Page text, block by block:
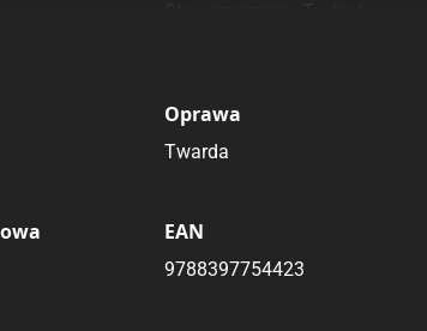
Oprawa
Twarda
EAN
9788397754423